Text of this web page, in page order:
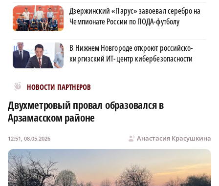
Дзержинский «Парус» завоевал серебро на
Чемпионате России по ПОДА-футболу
В Нижнем Новгороде откроют российско-
киргизский ИТ-центр кибербезопасности
НОВОСТИ ПАРТНЕРОВ
Новости МирТесен
Двухметровый провал образовался в
Арзамасском районе
Анастасия Красушкина
12:51, 08.05.2026